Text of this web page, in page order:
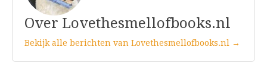
Over Lovethesmellofbooks.nl
Bekijk alle berichten van Lovethesmellofbooks.nl →